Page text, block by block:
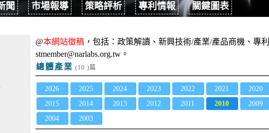
聞 市場報導 策略評析 專利情報 關鍵圖表
@本網站徵稿 ，包括：政策解讀、新興技術/產業/產品商機、專
stmember@narlabs.org.tw。
總體產業 (10 )篇
2026 2025 2024 2023 2022 2021 2020
2015
2014 2013 2012 2011 2010 2009
2004
2003